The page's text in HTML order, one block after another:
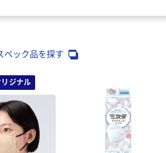
ペック品を探す
リジナル